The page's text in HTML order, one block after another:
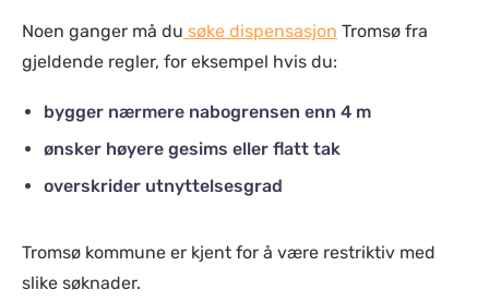
Noen ganger må du søke dispensasjon Tromsø fra
gjeldende regler, for eksempel hvis du:
bygger nærmere nabogrensen enn 4 m
ønsker høyere gesims eller flatt tak
overskrider utnyttelsesgrad
Tromsø kommune er kjent for å være restriktiv med
slike søknader.